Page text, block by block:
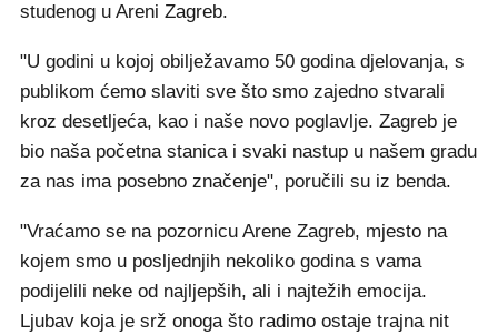
studenog u Areni Zagreb.
"U godini u kojoj obilježavamo 50 godina djelovanja, s
publikom ćemo slaviti sve što smo zajedno stvarali
kroz desetljeća, kao i naše novo poglavlje. Zagreb je
bio naša početna stanica i svaki nastup u našem gradu
za nas ima posebno značenje", poručili su iz benda.
"Vraćamo se na pozornicu Arene Zagreb, mjesto na
kojem smo u posljednjih nekoliko godina s vama
podijelili neke od najljepših, ali i najtežih emocija.
Ljubav koja je srž onoga što radimo ostaje trajna nit